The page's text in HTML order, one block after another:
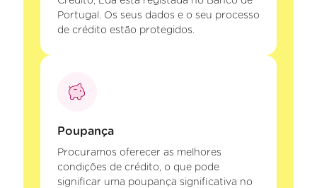
Portugal. Os seus dados e o seu processo
de crédito estão protegidos.
Poupança
Procuramos oferecer as melhores
condições de crédito, o que pode
significar uma poupança significativa no